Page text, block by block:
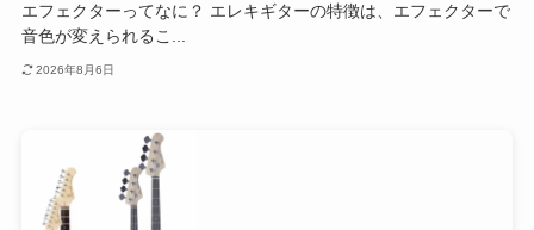
エフェクターってなに？ エレキギターの特徴は、エフェクターで
音色が変えられるこ...
2026年8月6日